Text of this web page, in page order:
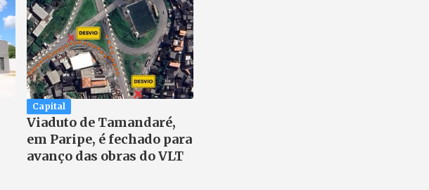
Capital
Viaduto de Tamandaré,
em Paripe, é fechado para
avanço das obras do VLT